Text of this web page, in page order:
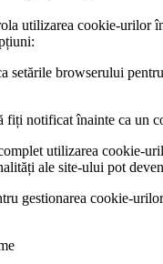
utilizarea cookie-urilor
setările browserului
fiți notificat înainte ca un
utilizarea cookie-
ale site-ului pot
gestionarea cookie-